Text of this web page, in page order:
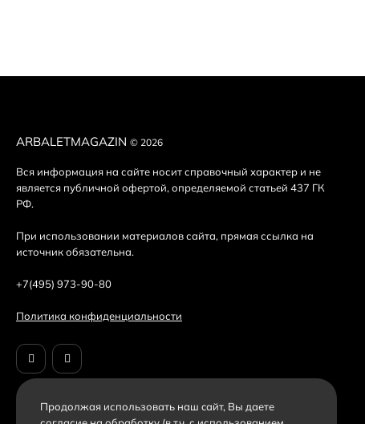
ARBALETMAGAZIN © 2026
Вся информация на сайте носит справочный характер и не
является публичной офертой, определяемой статьей 437 ГК
РФ.
При использовании материалов сайта, прямая ссылка на
источник обязательна.
+7(495) 973-90-80
Политика конфиденциальности
Продолжая использовать наш cайт, Вы даете